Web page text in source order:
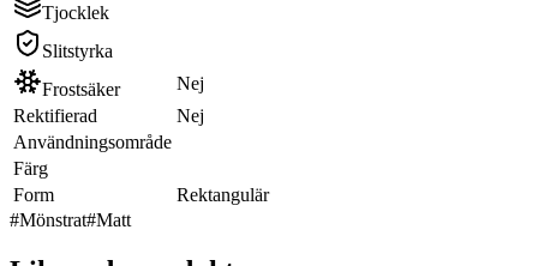
Tjocklek
Slitstyrka
Frostsäker
Nej
Rektifierad
Nej
Användningsområde
Färg
Form
Rektangulär
#Mönstrat#Matt